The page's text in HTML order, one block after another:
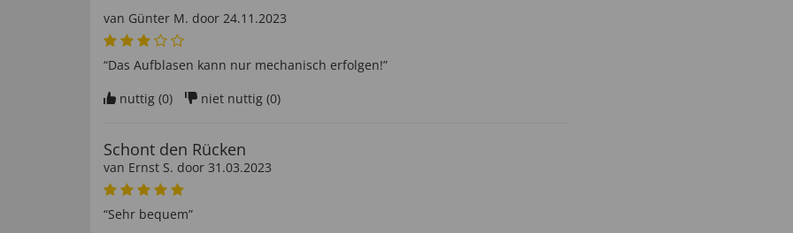
van Günter M. door 24.11.2023
“Das Aufblasen kann nur mechanisch erfolgen!”
nuttig (0) niet nuttig (0)
Schont den Rücken
van Ernst S. door 31.03.2023
“Sehr bequem”